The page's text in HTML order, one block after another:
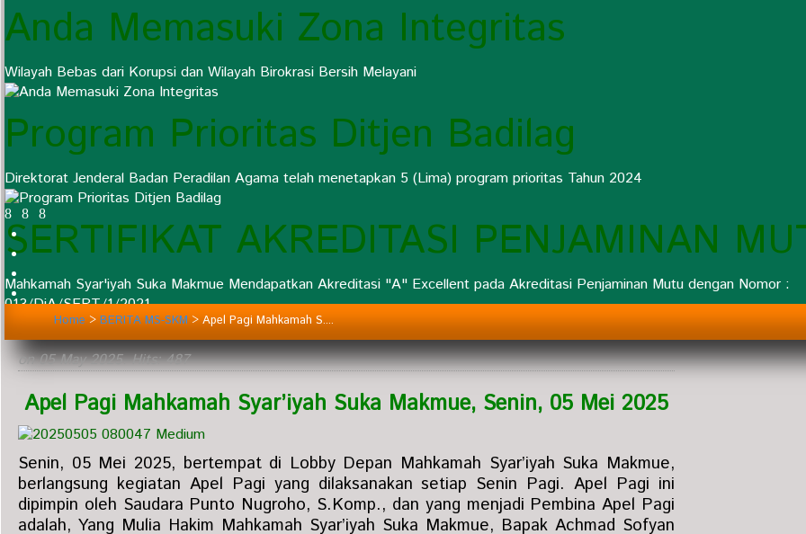
Anda Memasuki Zona Integritas
Wilayah Bebas dari Korupsi dan Wilayah Birokrasi Bersih Melayani
Program Prioritas Ditjen Badilag
Direktorat Jenderal Badan Peradilan Agama telah menetapkan 5 (Lima) program prioritas Tahun 2024
SERTIFIKAT AKREDITASI PENJAMINAN
Mahkamah Syar'iyah Suka Makmue Mendapatkan Akreditasi "A" Excellent pada Akreditasi Penjaminan Mutu dengan Nomor :
013/DjA/SERT/1/2021
Home>BERITA MS-SKM>Apel Pagi Mahkamah S....
on05 May 2025. Hits: 487
Apel Pagi Mahkamah Syar’iyah Suka Makmue, Senin, 05 Mei 2025
Senin, 05 Mei 2025, bertempat di Lobby Depan Mahkamah Syar’iyah Suka Makmue,
berlangsung kegiatan Apel Pagi yang dilaksanakan setiap Senin Pagi. Apel Pagi ini
dipimpin oleh Saudara Punto Nugroho, S.Komp., dan yang menjadi Pembina Apel Pagi
adalah, Yang Mulia Hakim Mahkamah Syar’iyah Suka Makmue, Bapak Achmad Sofyan